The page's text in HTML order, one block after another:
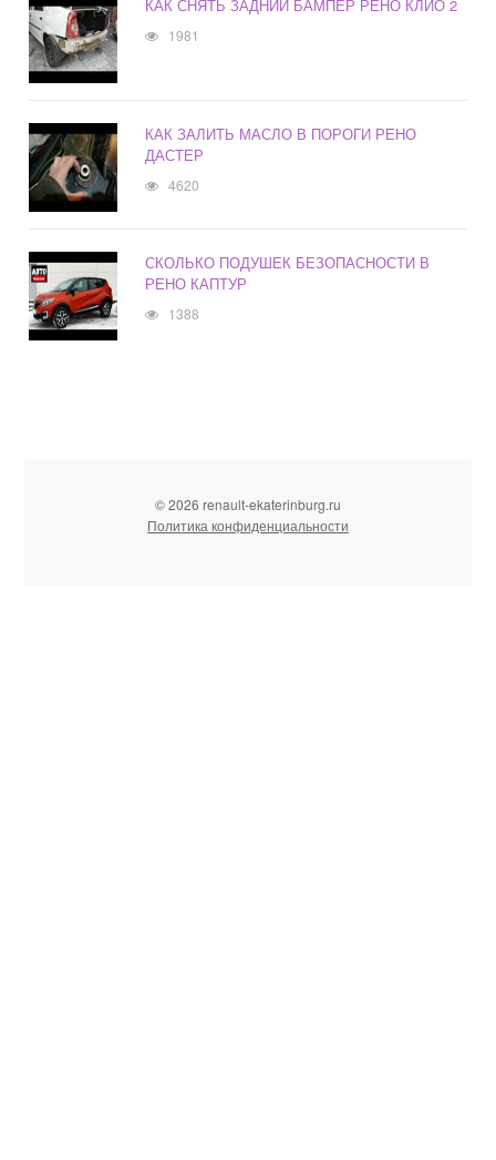
КАК СНЯТЬ ЗАДНИЙ БАМПЕР РЕНО КЛИО 2
1981
КАК ЗАЛИТЬ МАСЛО В ПОРОГИ РЕНО
ДАСТЕР
4620
СКОЛЬКО ПОДУШЕК БЕЗОПАСНОСТИ В
РЕНО КАПТУР
1388
© 2026 renault-ekaterinburg.ru
Политика конфиденциальности